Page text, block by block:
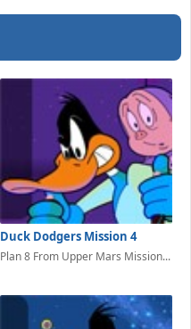
Duck Dodgers Mission 4
Plan 8 From Upper Mars Mission...